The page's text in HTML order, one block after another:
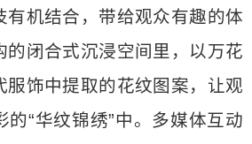
有机结合，带给观众有趣的体
的闭合式沉浸空间里，以万花
服饰中提取的花纹图案，让观
的“华纹锦绣”中。多媒体互动